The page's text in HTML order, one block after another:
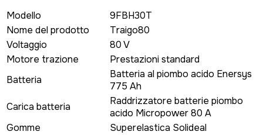
Modello
9FBH30T
Nome del prodotto
Traigo80
Voltaggio
80 V
Motore trazione
Prestazioni standard
Batteria
Batteria al piombo acido Enersys
775 Ah
Carica batteria
Raddrizzatore batterie piombo
acido Micropower 80 A
Gomme
Superelastica Solideal